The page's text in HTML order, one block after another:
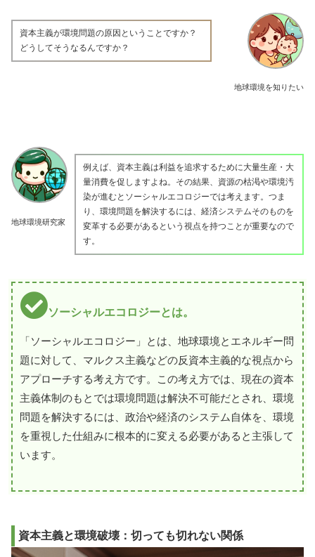
地球環境を知りたい
資本主義が環境問題の原因ということですか？
どうしてそうなるんですか？
地球環境研究家
例えば、資本主義は利益を追求するために大量生産・大
量消費を促しますよね。その結果、資源の枯渇や環境汚
染が進むとソーシャルエコロジーでは考えます。つま
り、環境問題を解決するには、経済システムそのものを
変革する必要があるという視点を持つことが重要なので
す。
ソーシャルエコロジーとは。
「ソーシャルエコロジー」とは、地球環境とエネルギー問
題に対して、マルクス主義などの反資本主義的な視点から
アプローチする考え方です。この考え方では、現在の資本
主義体制のもとでは環境問題は解決不可能だとされ、環境
問題を解決するには、政治や経済のシステム自体を、環境
を重視した仕組みに根本的に変える必要があると主張して
います。
資本主義と環境破壊：切っても切れない関係